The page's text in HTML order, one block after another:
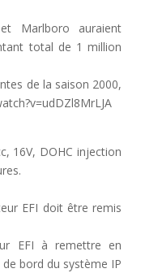
Marlboro auraient
total de 1 million
de la saison 2000,
16V, DOHC injection
EFI doit être remis
EFI à remettre en
bord du système IP